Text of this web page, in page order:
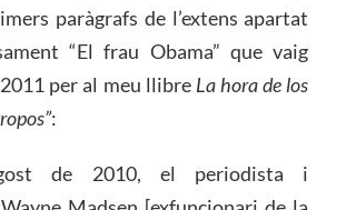
paràgrafs de l’extens apartat
“El frau Obama” que vaig
per al meu llibre La hora de los
:
de 2010, el periodista i